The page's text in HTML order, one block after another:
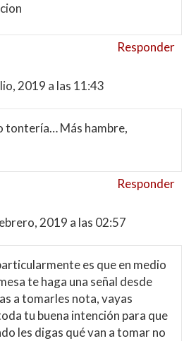
Responder
2019 a las 11:43
tontería… Más hambre,
Responder
2019 a las 02:57
es que en medio
te haga una señal desde
a tomarles nota, vayas
tu buena intención para que
les digas qué van a tomar no